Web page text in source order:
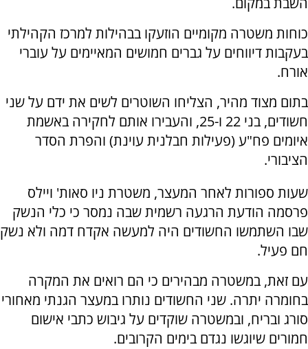
כוחות משטרה מקומיים הוזעקו בבהילות למרכז הקהילתי
בעקבות דיווחים על גברים חמושים המאיימים על עוברי
אורח.
בתום מצוד מהיר, הצליחו השוטרים לשים את ידם על שני
חשודים, בני 22 ו-25, והעבירו אותם לחקירה באשמת
איומים פח"ע (פעילות חבלנית עוינת) והפרת הסדר
הציבורי.
שעות ספורות לאחר המעצר, משטרת ניו סאות' ויילס
פרסמה הודעת הרגעה רשמית שבה נמסר כי כלי הנשק
שבו השתמשו החשודים היה למעשה אקדח דמה ולא נשק
חם פעיל.
עם זאת, במשטרה מבהירים כי הם רואים את המקרה
בחומרה יתרה. שני החשודים נותרו במעצר הגנתי מאחורי
סורג ובריח, ובמשטרה שוקדים על גיבוש כתבי אישום
חמורים שיוגשו נגדם בימים הקרובים.